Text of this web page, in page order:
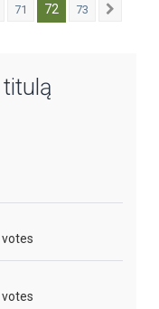
71 72 73
votes
votes